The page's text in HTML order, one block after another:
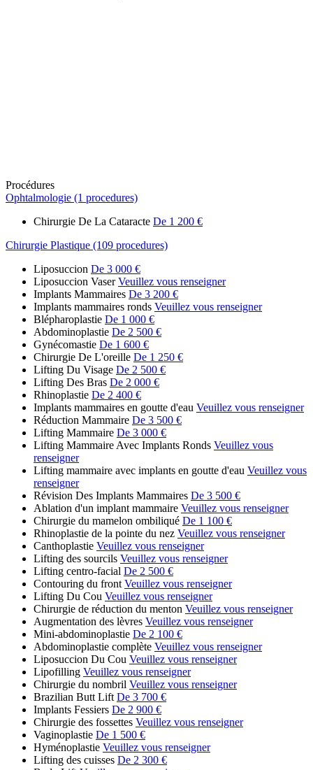
Procédures
Ophtalmologie (1 procedures)
Chirurgie De La Cataracte De 1 200 €
Chirurgie Plastique (109 procedures)
Liposuccion De 3 000 €
Liposuccion Vaser Veuillez vous renseigner
Implants Mammaires De 3 200 €
Implants mammaires ronds Veuillez vous renseigner
Blépharoplastie De 1 000 €
Abdominoplastie De 2 500 €
Gynécomastie De 1 600 €
Chirurgie De L'oreille De 1 250 €
Lifting Du Visage De 2 500 €
Lifting Des Bras De 2 000 €
Rhinoplastie De 2 400 €
Implants mammaires en goutte d'eau Veuillez vous renseigner
Réduction Mammaire De 3 500 €
Lifting Mammaire De 3 000 €
Lifting Mammaire Avec Implants Ronds Veuillez vous
renseigner
Lifting mammaire avec implants en goutte d'eau Veuillez vous
renseigner
Révision Des Implants Mammaires De 3 500 €
Ablation d'un implant mammaire Veuillez vous renseigner
Chirurgie du mamelon ombiliqué De 1 100 €
Rhinoplastie de la pointe du nez Veuillez vous renseigner
Canthoplastie Veuillez vous renseigner
Lifting des sourcils Veuillez vous renseigner
Lifting centro-facial De 2 500 €
Contouring du front Veuillez vous renseigner
Lifting Du Cou Veuillez vous renseigner
Chirurgie de réduction du menton Veuillez vous renseigner
Augmentation des lèvres Veuillez vous renseigner
Mini-abdominoplastie De 2 100 €
Abdominoplastie complète Veuillez vous renseigner
Liposuccion Du Cou Veuillez vous renseigner
Lipofilling Veuillez vous renseigner
Chirurgie du nombril Veuillez vous renseigner
Brazilian Butt Lift De 3 700 €
Implants Fessiers De 2 900 €
Chirurgie des fossettes Veuillez vous renseigner
Vaginoplastie De 1 500 €
Hyménoplastie Veuillez vous renseigner
Lifting des cuisses De 2 300 €